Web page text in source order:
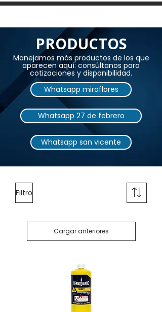
PRODUCTOS
Manejamos más productos de los que
aparecen aquí: consúltanos para
cotizaciones y disponibilidad.
Whatsapp miraflores
Whatsapp 27 de febrero
Whatsapp san vicente
Filtro
Cargar anteriores